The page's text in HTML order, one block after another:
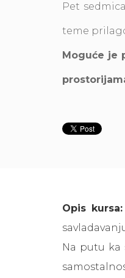
Pet
teme
Moguće je
Opis
Na putu ka